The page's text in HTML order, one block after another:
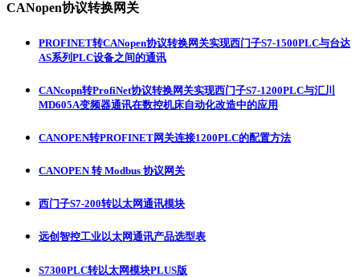
CANopen协议转换网关
PROFINET转CANopen协议转换网关实现西门子S7-1500PLC与台达
AS系列PLC设备之间的通讯
CANcopn转ProfiNet协议转换网关实现西门子S7-1200PLC与汇川
MD605A变频器通讯在数控机床自动化改造中的应用
CANOPEN转PROFINET网关连接1200PLC的配置方法
CANOPEN 转 Modbus 协议网关
西门子S7-200转以太网通讯模块
远创智控工业以太网通讯产品选型表
S7300PLC转以太网模块PLUS版